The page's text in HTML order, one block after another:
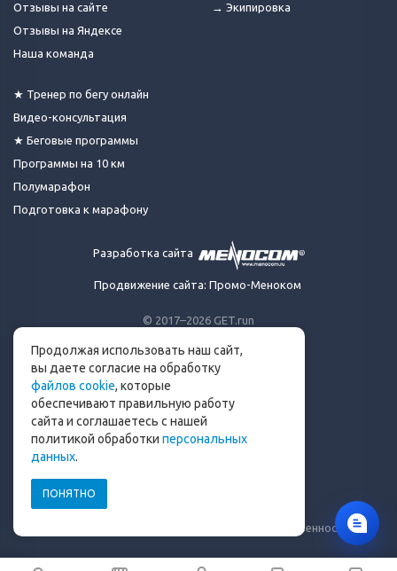
© 2017–2026 GET.run
Сделано с ❤ бегунами
для бегунов
Телеграм-канал Get.run
Беговой чат в Телеграм
info@get.run
Уведомление о рисках и ограничение ответственности
Отзывы на сайте
Отзывы на Яндексе
Наша команда
★ Тренер по бегу онлайн
Видео-консультация
★ Беговые программы
Программы на 10 км
Полумарафон
Подготовка к марафону
→ Экипировка
Разработка сайта
Продвижение сайта: Промо-Меноком
Продолжая использовать наш сайт,
вы даете согласие на обработку
файлов cookie, которые
обеспечивают правильную работу
сайта и соглашаетесь с нашей
политикой обработки персональных
данных.
ПОНЯТНО